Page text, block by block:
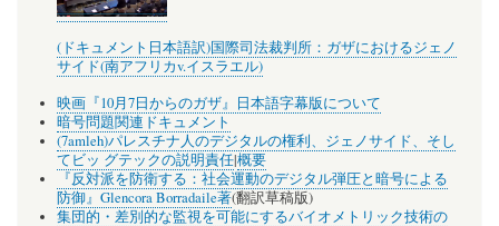
(ドキュメント日本語訳)国際司法裁判所：ガザにおけるジェノ
サイド(南アフリカv.イスラエル)
映画『10月7日からのガザ』日本語字幕版について
暗号問題関連ドキュメント
(7amleh)パレスチナ人のデジタルの権利、ジェノサイド、そし
てビッ グテックの説明責任|概要
『反対派を防衛する：社会運動のデジタル弾圧と暗号による
防御』Glencora Borradaile著(翻訳草稿版)
集団的・差別的な監視を可能にするバイオメトリック技術の